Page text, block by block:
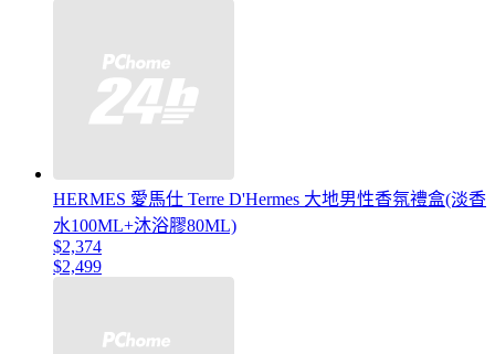
HERMES 愛馬仕 Terre D'Hermes 大地男性香氛禮盒(淡香
水100ML+沐浴膠80ML)
$2,374
$2,499